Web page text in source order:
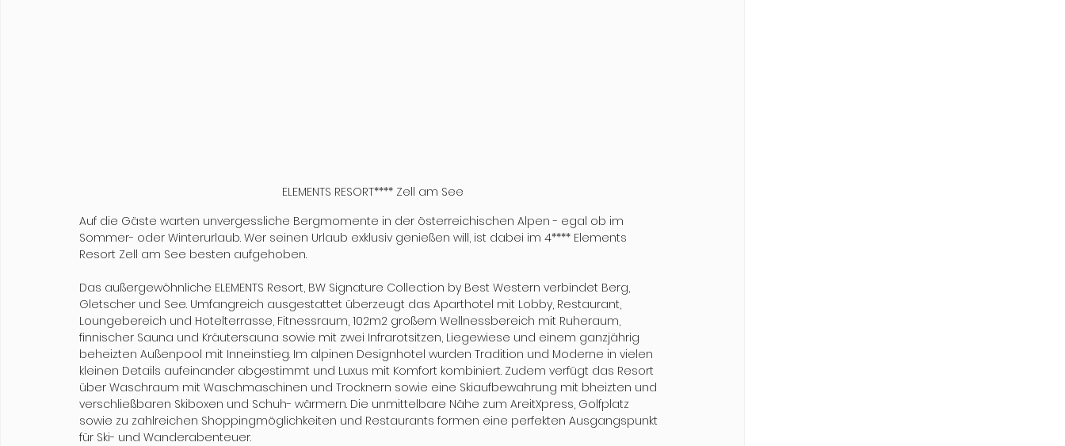
ELEMENTS RESORT**** Zell am See
Auf die Gäste warten unvergessliche Bergmomente in der österreichischen Alpen - egal ob im
Sommer- oder Winterurlaub. Wer seinen Urlaub exklusiv genießen will, ist dabei im 4**** Elements
Resort Zell am See besten aufgehoben.
Das außergewöhnliche ELEMENTS Resort, BW Signature Collection by Best Western verbindet Berg,
Gletscher und See. Umfangreich ausgestattet überzeugt das Aparthotel mit Lobby, Restaurant,
Loungebereich und Hotelterrasse, Fitnessraum, 102m2 großem Wellnessbereich mit Ruheraum,
finnischer Sauna und Kräutersauna sowie mit zwei Infrarotsitzen, Liegewiese und einem ganzjährig
beheizten Außenpool mit Inneinstieg. Im alpinen Designhotel wurden Tradition und Moderne in vielen
kleinen Details aufeinander abgestimmt und Luxus mit Komfort kombiniert. Zudem verfügt das Resort
über Waschraum mit Waschmaschinen und Trocknern sowie eine Skiaufbewahrung mit bheizten und
verschließbaren Skiboxen und Schuh- wärmern. Die unmittelbare Nähe zum AreitXpress, Golfplatz
sowie zu zahlreichen Shoppingmöglichkeiten und Restaurants formen eine perfekten Ausgangspunkt
für Ski- und Wanderabenteuer.